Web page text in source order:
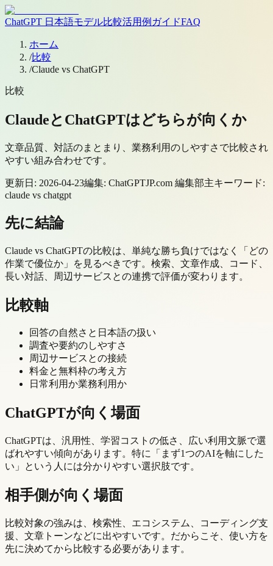
ChatGPT 日本語モデル比較活用例 ガイドFAQ
ホーム
/比較
/Claude vs ChatGPT
比較
ClaudeとChatGPTはどちらが向くか
文章品質、対話のまとまり、業務利用のしやすさで比較され
やすい組み合わせです。
更新日: 2026-04-23編集: ChatGPTJP.com 編集部主キーワード:
claude vs chatgpt
先に結論
Claude vs ChatGPTの比較は、単純な勝ち負けではなく「どの
作業で優位か」を見るべきです。検索、文章作成、コード、
長い対話、周辺サービスとの連携で評価が変わります。
比較軸
回答の自然さと日本語の扱い
調査や要約のしやすさ
周辺サービスとの接続
料金と無料枠の考え方
日常利用か業務利用か
ChatGPTが向く場面
ChatGPTは、汎用性、学習コストの低さ、広い利用文脈で選
ばれやすい傾向があります。特に「まず1つのAIを軸にした
い」という人には分かりやすい選択肢です。
相手側が向く場面
比較対象の強みは、検索性、エコシステム、コーディング支
援、文章トーンなどに出やすいです。だからこそ、使い方を
先に決めてから比較する必要があります。